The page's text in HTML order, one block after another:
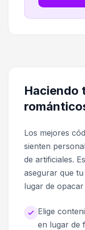
Haciendo
Los mejores
sienten
de artificiales.
asegurar que
lugar de
Elige
en lugar de